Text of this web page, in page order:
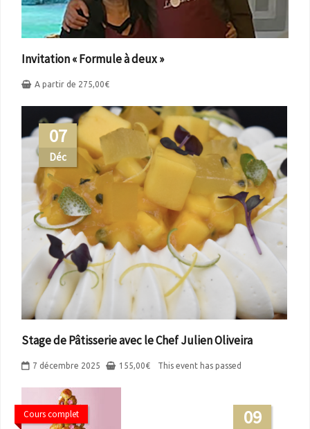
Invitation « Formule à deux »
A partir de 275,00€
07
Déc
Stage de Pâtisserie avec le Chef Julien Oliveira
7 décembre 2025 155,00€ This event has passed
09
Cours complet